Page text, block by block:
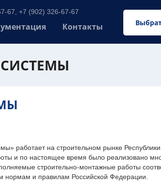
67, +7 (902) 326-67-67
Контакты
работает на строительном рынке
и по настоящее время было реализовано
строительно-монтажные работы
нормам и правилам Российской Федерации.